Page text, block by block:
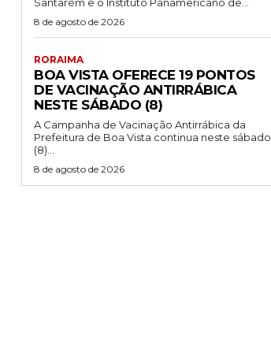
8 de agosto de 2026
RORAIMA
BOA VISTA OFERECE 19 PONTOS
DE VACINAÇÃO ANTIRRÁBICA
NESTE SÁBADO (8)
A Campanha de Vacinação Antirrábica da
Prefeitura de Boa Vista continua neste sábado
(8)...
8 de agosto de 2026